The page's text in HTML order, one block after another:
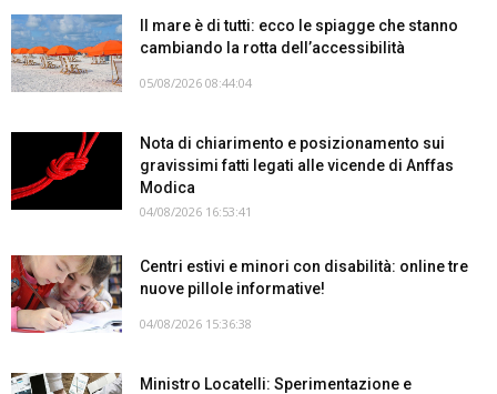
Il mare è di tutti: ecco le spiagge che stanno
cambiando la rotta dell’accessibilità
05/08/2026 08:44:04
Nota di chiarimento e posizionamento sui
gravissimi fatti legati alle vicende di Anffas
Modica
04/08/2026 16:53:41
Centri estivi e minori con disabilità: online tre
nuove pillole informative!
04/08/2026 15:36:38
Ministro Locatelli: Sperimentazione e